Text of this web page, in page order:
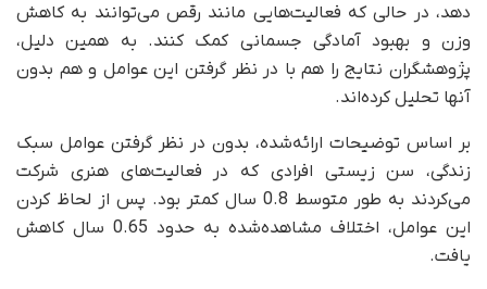
دهد، در حالی که فعالیت‌هایی مانند رقص می‌توانند به کاهش
وزن و بهبود آمادگی جسمانی کمک کنند. به همین دلیل،
پژوهشگران نتایج را هم با در نظر گرفتن این عوامل و هم بدون
آنها تحلیل کرده‌اند.
بر اساس توضیحات ارائه‌شده، بدون در نظر گرفتن عوامل سبک
زندگی، سن زیستی افرادی که در فعالیت‌های هنری شرکت
می‌کردند به طور متوسط 0.8 سال کمتر بود. پس از لحاظ کردن
این عوامل، اختلاف مشاهده‌شده به حدود 0.65 سال کاهش
یافت.